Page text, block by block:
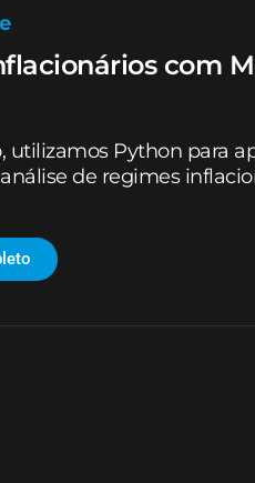
com
utilizamos Python para
de regimes